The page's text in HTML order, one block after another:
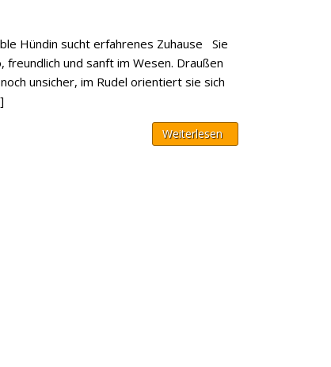
Hündin sucht erfahrenes Zuhause Sie
freundlich und sanft im Wesen. Draußen
unsicher, im Rudel orientiert sie sich
Weiterlesen